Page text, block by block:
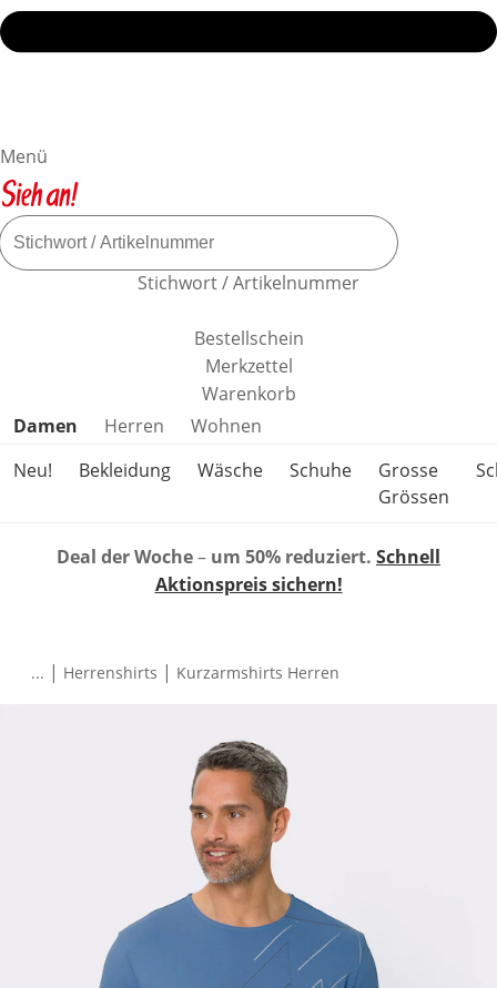
Menü
Stichwort / Artikelnummer
Bestellschein
Merkzettel
Warenkorb
Produktkategorien überspringen
Damen Herren
Wohnen
Neu!
Bekleidung Wäsche Schuhe
Grosse
Grössen
Deal der Woche– um 50% reduziert. Schnell
Aktionspreis sichern!
... | Herrenshirts | Kurzarmshirts Herren